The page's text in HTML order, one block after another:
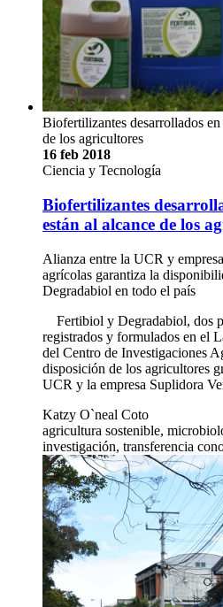
Biofertilizantes desarrollados
de los agricultores
16 feb 2018
Ciencia y Tecnología
Biofertilizantes
están al alcance de los
Alianza entre la UCR y
agrícolas garantiza la
Degradabiol en todo el país
Fertibiol y Degradabiol, dos
registrados y formulados en el
del Centro de Investigaciones
disposición de los agricultores
UCR y la empresa Suplidora
Katzy O`neal Coto
agricultura sostenible,
investigación, transferencia